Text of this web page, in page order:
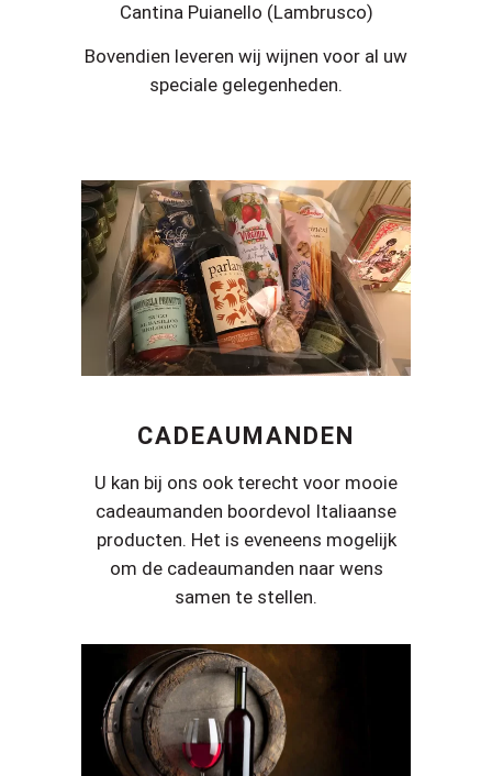
Cantina Puianello (Lambrusco)
Bovendien leveren wij wijnen voor al uw
speciale gelegenheden.
CADEAUMANDEN
U kan bij ons ook terecht voor mooie
cadeaumanden boordevol Italiaanse
producten. Het is eveneens mogelijk
om de cadeaumanden naar wens
samen te stellen.